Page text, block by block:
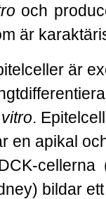
och
är
är
.
en apikal
cellerna
bildar